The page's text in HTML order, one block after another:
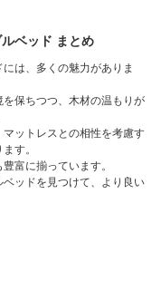
ベッド まとめ
は、多くの魅力がありま
保ちつつ、木材の温もりが
ットレスとの相性を考慮す
す。
富に揃っています。
ッドを見つけて、より良い